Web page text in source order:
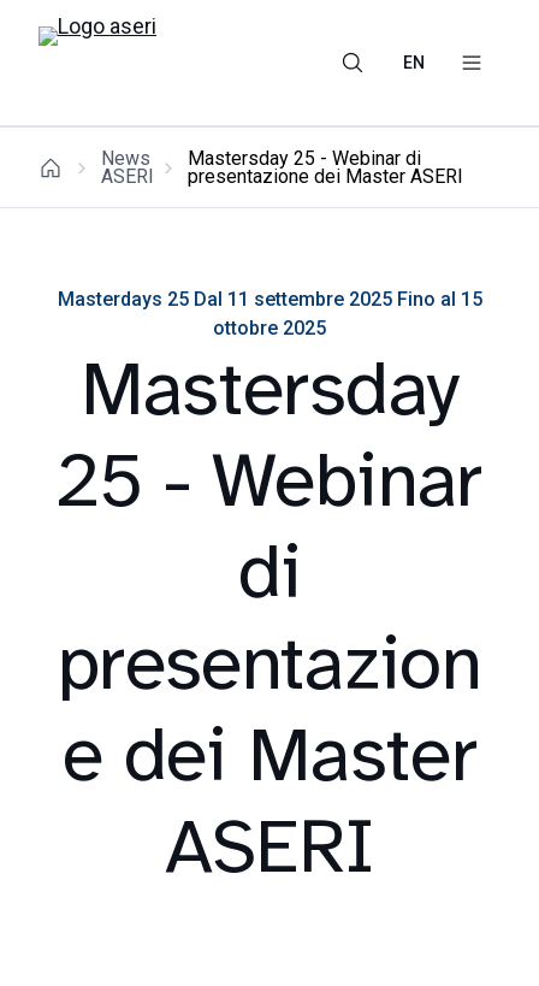
EN
News
ASERI
Mastersday 25 - Webinar di
presentazione dei Master ASERI
Masterdays 25 Dal 11 settembre 2025 Fino al 15
ottobre 2025
Mastersday
25 - Webinar
di
presentazion
e dei Master
ASERI